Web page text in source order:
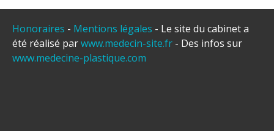
Honoraires - Mentions légales - Le site du cabinet a
été réalisé parwww.medecin-site.fr - Des infos sur
www.medecine-plastique.com